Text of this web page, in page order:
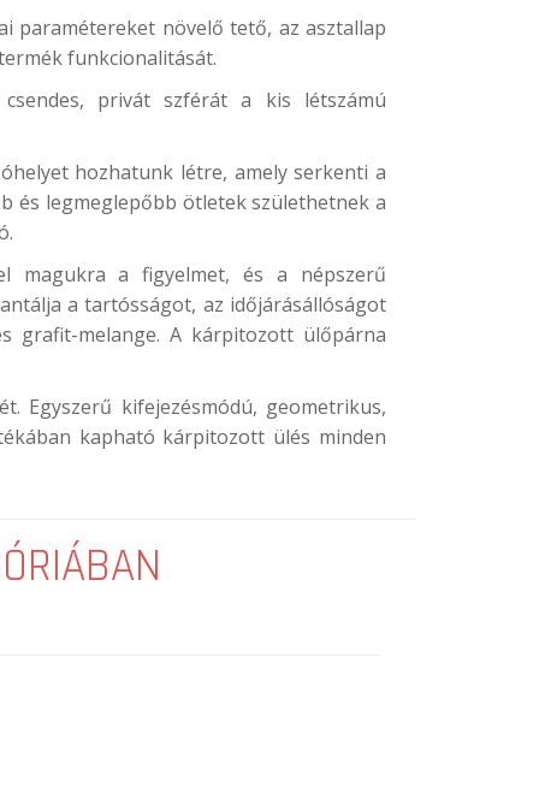
paramétereket növelő tető, az asztallap
funkcionalitását.
privát szférát a kis létszámú
hozhatunk létre, amely serkenti a
és legmeglepőbb ötletek születhetnek a
magukra a figyelmet, és a népszerű
a tartósságot, az időjárásállóságot
grafit-melange. A kárpitozott ülőpárna
Egyszerű kifejezésmódú, geometrikus,
kapható kárpitozott ülés minden